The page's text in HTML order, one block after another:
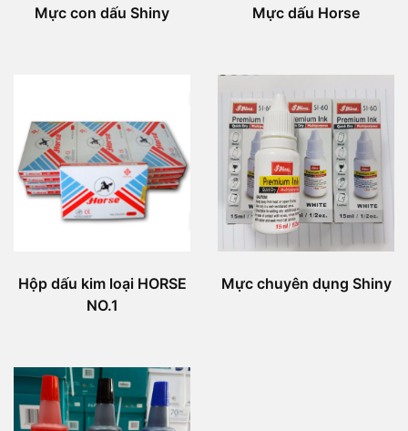
Mực con dấu Shiny Mực dấu Horse
Hộp dấu kim loại HORSE
NO.1
Mực chuyên dụng Shiny